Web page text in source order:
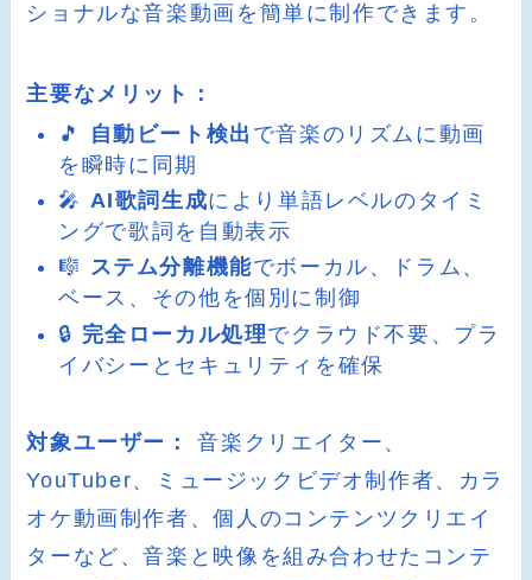
ショナルな音楽動画を簡単に制作できます。
主要なメリット：
🎵
自動ビート検出 で音楽のリズムに動画
を瞬時に同期
🎤 AI歌詞生成により単語レベルのタイミ
ングで歌詞を自動表示
🎼 ステム分離機能でボーカル、ドラム、
ベース、その他を個別に制御
🔒 完全ローカル処理でクラウド不要、プラ
イバシーとセキュリティを確保
対象ユーザー：
音楽クリエイター、
YouTuber、ミュージックビデオ制作者、カラ
オケ動画制作者、個人のコンテンツクリエイ
ターなど、音楽と映像を組み合わせたコンテ